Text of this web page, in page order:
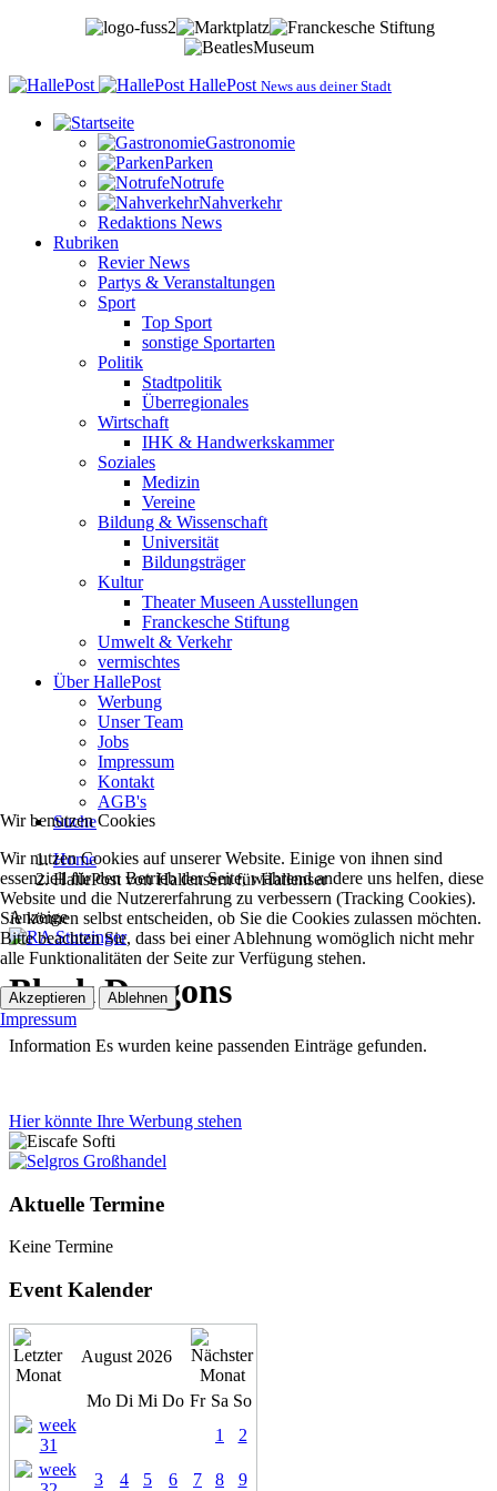
HallePost News aus deiner Stadt
Gastronomie
Parken
Notrufe
Nahverkehr
Redaktions News
Rubriken
Revier News
Partys & Veranstaltungen
Sport
Top Sport
sonstige Sportarten
Politik
Stadtpolitik
Überregionales
Wirtschaft
IHK & Handwerkskammer
Soziales
Medizin
Vereine
Bildung & Wissenschaft
Universität
Bildungsträger
Kultur
Theater Museen Ausstellungen
Franckesche Stiftung
Umwelt & Verkehr
vermischtes
Über HallePost
Werbung
Unser Team
Jobs
Impressum
Kontakt
AGB's
Suche
Home
HallePost von Hallensern für Hallenser
Anzeige
Black Dragons
Information Es wurden keine passenden Einträge gefunden.
Hier könnte Ihre Werbung stehen
Aktuelle Termine
Keine Termine
Event Kalender
August 2026
Mo Di Mi Do Fr Sa So
1
2
3 4 5 6 7 8 9
Wir benutzen Cookies
Wir nutzen Cookies auf unserer Website. Einige von ihnen sind
essenziell für den Betrieb der Seite, während andere uns helfen, diese
Website und die Nutzererfahrung zu verbessern (Tracking Cookies).
Sie können selbst entscheiden, ob Sie die Cookies zulassen möchten.
Bitte beachten Sie, dass bei einer Ablehnung womöglich nicht mehr
alle Funktionalitäten der Seite zur Verfügung stehen.
Akzeptieren Ablehnen
Impressum